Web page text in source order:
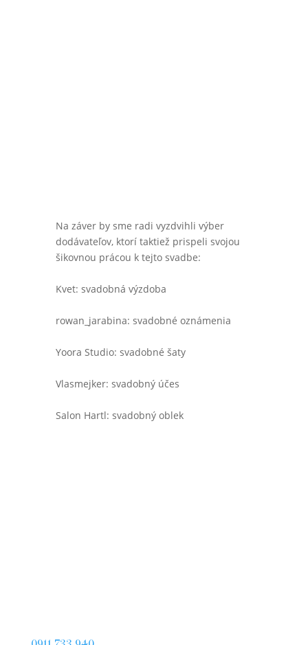
Na záver by sme radi vyzdvihli výber
dodávateľov, ktorí taktiež prispeli svojou
šikovnou prácou k tejto svadbe:
Kvet: svadobná výzdoba
rowan_jarabina: svadobné oznámenia
Yoora Studio: svadobné šaty
Vlasmejker: svadobný účes
Salon Hartl: svadobný oblek